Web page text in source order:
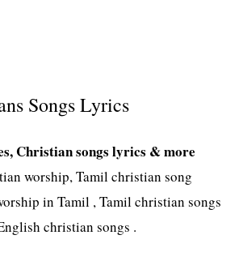
Songs Lyrics
Christian songs lyrics & more
worship, Tamil christian song
in Tamil , Tamil christian songs
christian songs .